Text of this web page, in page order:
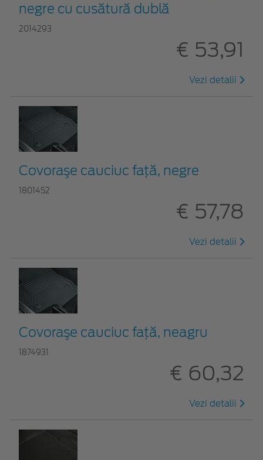
negre cu cusătură dublă
2014293
€ 53,91
Vezi detalii
Covoraşe cauciuc faţă, negre
1801452
€ 57,78
Vezi detalii
Covoraşe cauciuc faţă, neagru
1874931
€ 60,32
Vezi detalii